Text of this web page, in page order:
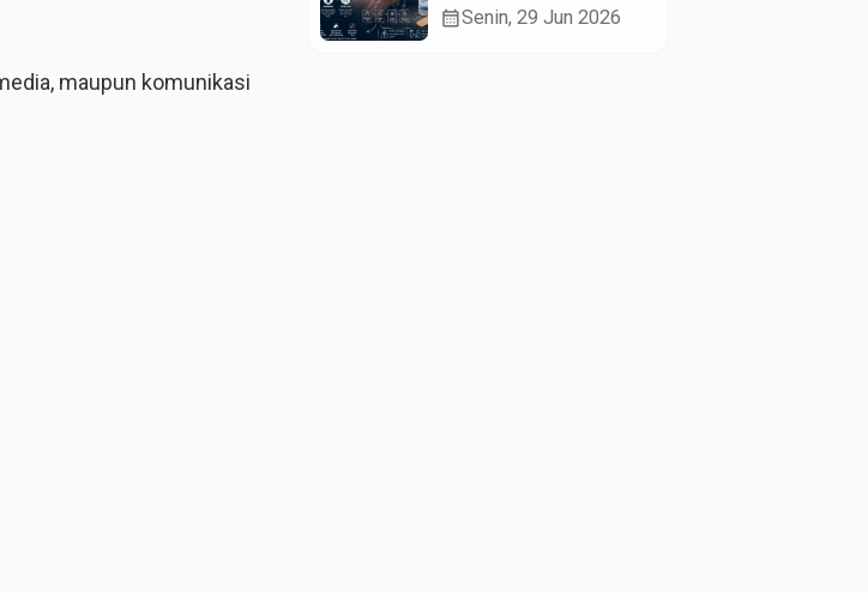
maupun komunikasi
yang Tepat dan Kapan
calendar_monthSenin, 29 Jun 2026